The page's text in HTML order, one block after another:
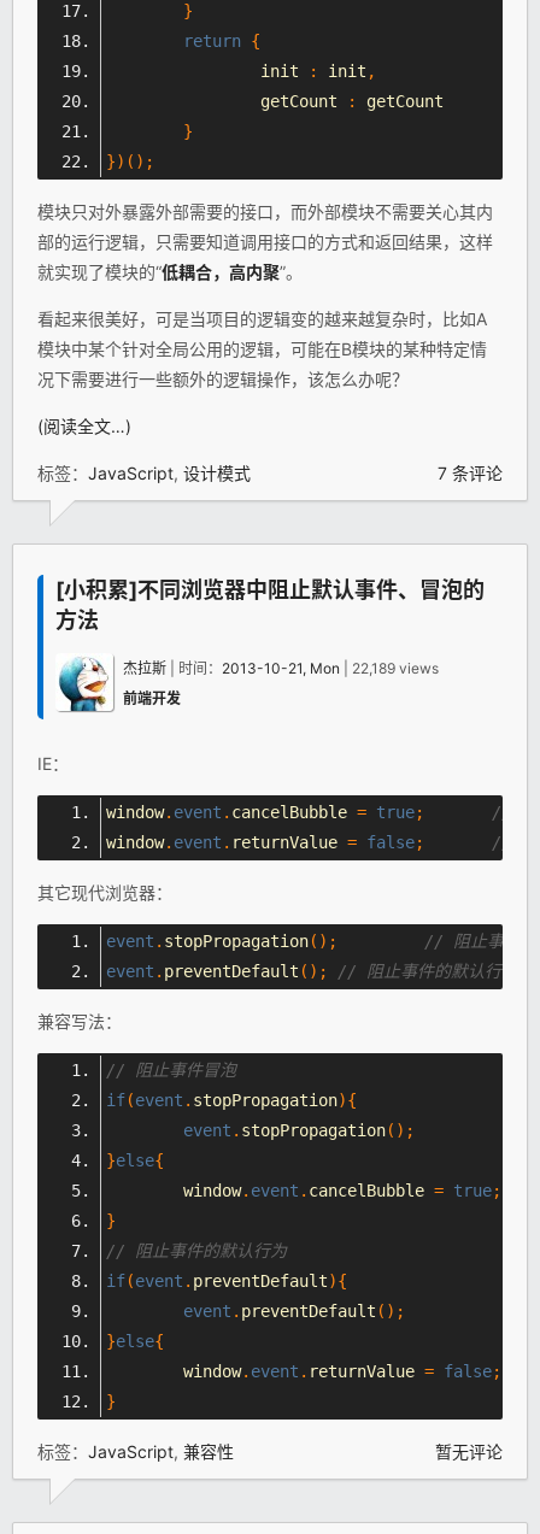
}
return {
		init
: init ,
		getCount
:
getCount
}
})();
模块只对外暴露外部需要的接口，而外部模块不需要关心其内
部的运行逻辑，只需要知道调用接口的方式和返回结果，这样
就实现了模块的“低耦合，高内聚”。
看起来很美好，可是当项目的逻辑变的越来越复杂时，比如A
模块中某个针对全局公用的逻辑，可能在B模块的某种特定情
况下需要进行一些额外的逻辑操作，该怎么办呢？
(阅读全文…)
标签： JavaScript, 设计模式 7 条评论
[小积累]不同浏览器中阻止默认事件、冒泡的
方法
杰拉斯 | 时间： 2013-10-21, Mon | 22,189 views
前端开发
IE：
window. event . cancelBubble = true;
// 阻
window. event . returnValue = false; // 阻
其它现代浏览器：
event . stopPropagation();
// 阻止事件冒
event . preventDefault (); // 阻止事件的默认行为
兼容写法：
// 阻止事件冒泡
if(event . stopPropagation){
event . stopPropagation();
}else{
	window
. event . cancelBubble = true;
}
// 阻止事件的默认行为
if(event . preventDefault){
event . preventDefault ();
}else{
	window
. event . returnValue = false;
}
标签： JavaScript, 兼容性 暂无评论